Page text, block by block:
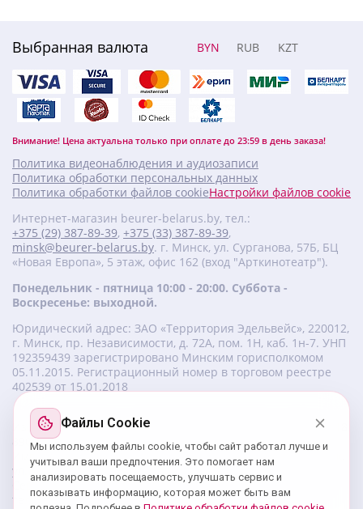
Выбранная валюта BYN RUB KZT
Внимание! Цена актуальна только при оплате до 23:59 в день заказа!
Политика видеонаблюдения и аудиозаписи
Политика обработки персональных данных
Политика обработки файлов cookieНастройки файлов cookie
Интернет-магазин beurer-belarus.by, тел.:
+375 (29) 387-89-39, +375 (33) 387-89-39,
minsk@beurer-belarus.by. г. Минск, ул. Сурганова, 57Б, БЦ
«Новая Европа», 5 этаж, офис 162 (вход "Арткинотеатр").
Понедельник - пятница 10:00 - 20:00. Суббота -
Воскресенье: выходной.
Юридический адрес: ЗАО «Территория Эдельвейс», 220012,
г. Минск, пр. Независимости, д. 72А, пом. 1Н, каб. 1н-7. УНП
‎192359439 зарегистрировано Минским горисполкомом
05.11.2015. Регистрационный номер в торговом реестре
402539 от 15.01.2018
Изготовитель beurer: Бойрер Гмбх, Софлингер штрассе 218,
89077-УЛМ, Германия.
Импортер: ЗАО «Территория Эдельвейс», 220056, г. Минск,
ул. 50 лет Победы, д. 8, пом. 56.
Сервисный центр: г. Минск, ул. Сурганова, 57Б, офис 162,
тел.: +375 29 180 89 39;service@beurer-belarus.by
Файлы Cookie
Мы используем файлы cookie, чтобы сайт работал лучше и
учитывал ваши предпочтения. Это помогает нам
анализировать посещаемость, улучшать сервис и
показывать информацию, которая может быть вам